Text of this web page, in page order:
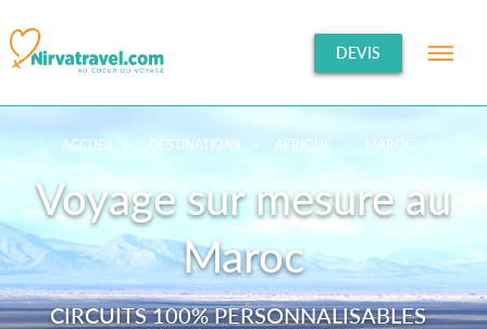
DEVIS
ACCUEIL > DESTINATIONS > AFRIQUE > MAROC
Voyage sur mesure au
Maroc
CIRCUITS 100% PERSONNALISABLES